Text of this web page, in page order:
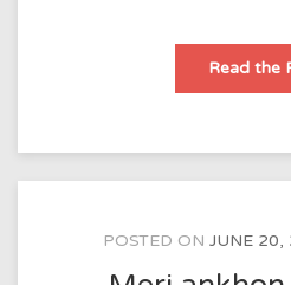
Read the
POSTED ON JUNE 20,